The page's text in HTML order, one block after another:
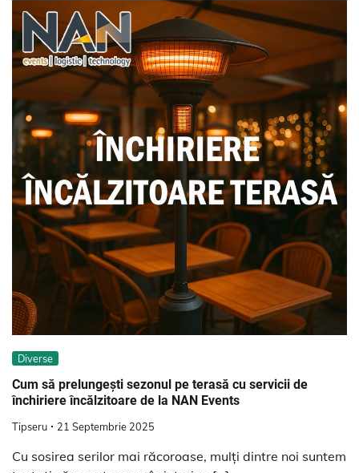
Diverse
Cum să prelungești sezonul pe terasă cu servicii de
închiriere încălzitoare de la NAN Events
Tipseru 21 Septembrie 2025
Cu sosirea serilor mai răcoroase, mulți dintre noi suntem